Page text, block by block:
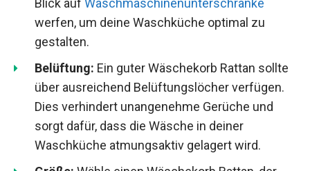
Blick auf Waschmaschinenunterschränke
werfen, um deine Waschküche optimal zu
gestalten.
Belüftung: Ein guter Wäschekorb Rattan sollte
über ausreichend Belüftungslöcher verfügen.
Dies verhindert unangenehme Gerüche und
sorgt dafür, dass die Wäsche in deiner
Waschküche atmungsaktiv gelagert wird.